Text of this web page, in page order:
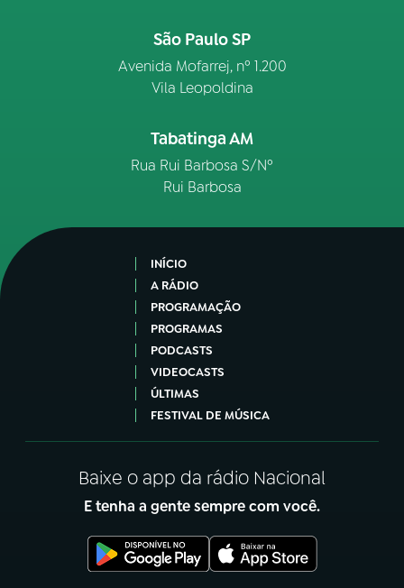
São Paulo SP
Avenida Mofarrej, nº 1.200
Vila Leopoldina
Tabatinga AM
Rua Rui Barbosa S/Nº
Rui Barbosa
INÍCIO
A RÁDIO
PROGRAMAÇÃO
PROGRAMAS
PODCASTS
VIDEOCASTS
ÚLTIMAS
FESTIVAL DE MÚSICA
Baixe o app da rádio Nacional
E tenha a gente sempre com você.